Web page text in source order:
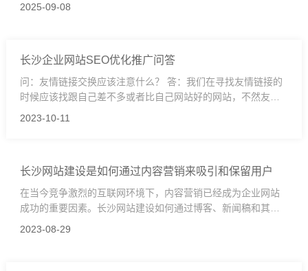
2025-09-08
长沙企业网站SEO优化推广问答
问：友情链接交换应该注意什么？ 答：我们在寻找友情链接的
时候应该找跟自己差不多或者比自己网站好的网站，不然友情
2023-10-11
长沙网站建设是如何通过内容营销来吸引和保留用户
在当今竞争激烈的互联网环境下，内容营销已经成为企业网站
成功的重要因素。长沙网站建设如何通过博客、新闻稿和其他
2023-08-29